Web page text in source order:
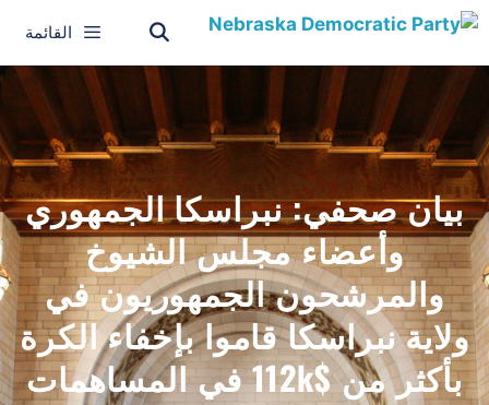
القائمة
بيان صحفي: نبراسكا الجمهوري
وأعضاء مجلس الشيوخ
والمرشحون الجمهوريون في
ولاية نبراسكا قاموا بإخفاء الكرة
بأكثر من $112k في المساهمات